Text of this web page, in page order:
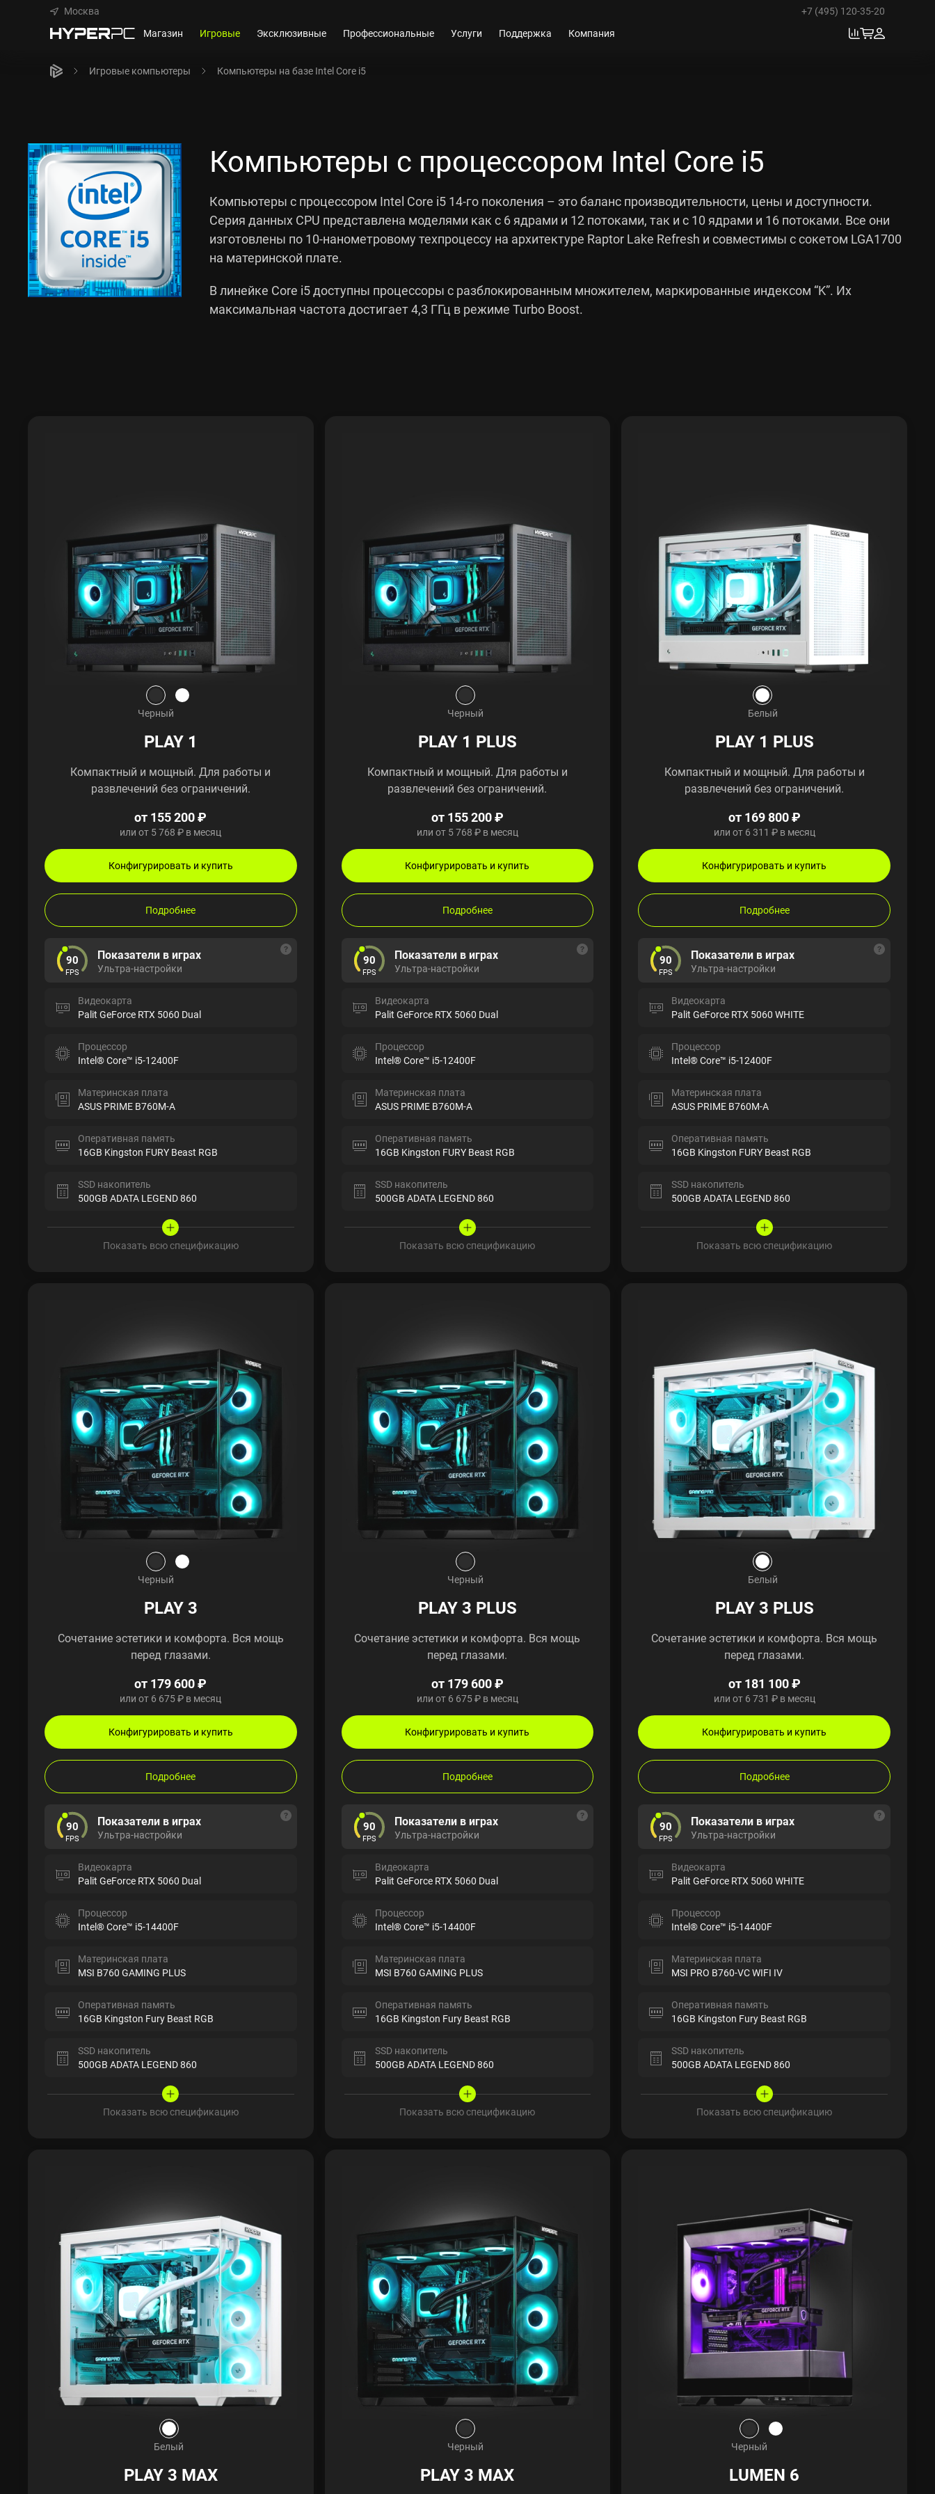
Москва
+7 (495) 120-35-20
Магазин
Игровые Эксклюзивные Профессиональные Услуги Поддержка Компания
Игровые компьютеры Компьютеры на базе Intel Core i5
Компьютеры с процессором Intel Core i5
Компьютеры с процессором Intel Core i5 14-го поколения – это баланс производительности, цены и доступности.
Серия данных CPU представлена моделями как с 6 ядрами и 12 потоками, так и с 10 ядрами и 16 потоками. Все они
изготовлены по 10-нанометровому техпроцессу на архитектуре Raptor Lake Refresh и совместимы с сокетом LGA1700
на материнской плате.
В линейке Core i5 доступны процессоры с разблокированным множителем, маркированные индексом “K”. Их
максимальная частота достигает 4,3 ГГц в режиме Turbo Boost.
Черный
PLAY 1
Компактный и мощный. Для работы и
развлечений без ограничений.
от 155 200 ₽
или от 5 768 ₽ в месяц
Конфигурировать и купить
Подробнее
90
FPS
Показатели в играх
Ультра-настройки
Видеокарта
Palit GeForce RTX 5060 Dual
Процессор
Intel® Core™ i5-12400F
Материнская плата
ASUS PRIME B760M-A
Оперативная память
16GB Kingston FURY Beast RGB
SSD накопитель
500GB ADATA LEGEND 860
Показать всю спецификацию
Черный
PLAY 1 PLUS
Компактный и мощный. Для работы и
развлечений без ограничений.
от 155 200 ₽
или от 5 768 ₽ в месяц
Конфигурировать и купить
Подробнее
90
FPS
Показатели в играх
Ультра-настройки
Видеокарта
Palit GeForce RTX 5060 Dual
Процессор
Intel® Core™ i5-12400F
Материнская плата
ASUS PRIME B760M-A
Оперативная память
16GB Kingston FURY Beast RGB
SSD накопитель
500GB ADATA LEGEND 860
Показать всю спецификацию
Белый
PLAY 1 PLUS
Компактный и мощный. Для работы и
развлечений без ограничений.
от 169 800 ₽
или от 6 311 ₽ в месяц
Конфигурировать и купить
Подробнее
90
FPS
Показатели в играх
Ультра-настройки
Видеокарта
Palit GeForce RTX 5060 WHITE
Процессор
Intel® Core™ i5-12400F
Материнская плата
ASUS PRIME B760M-A
Оперативная память
16GB Kingston FURY Beast RGB
SSD накопитель
500GB ADATA LEGEND 860
Показать всю спецификацию
Черный
PLAY 3
Сочетание эстетики и комфорта. Вся мощь
перед глазами.
от 179 600 ₽
или от 6 675 ₽ в месяц
Конфигурировать и купить
Подробнее
90
FPS
Показатели в играх
Ультра-настройки
Видеокарта
Palit GeForce RTX 5060 Dual
Процессор
Intel® Core™ i5-14400F
Материнская плата
MSI B760 GAMING PLUS
Оперативная память
16GB Kingston Fury Beast RGB
SSD накопитель
500GB ADATA LEGEND 860
Показать всю спецификацию
Черный
PLAY 3 PLUS
Сочетание эстетики и комфорта. Вся мощь
перед глазами.
от 179 600 ₽
или от 6 675 ₽ в месяц
Конфигурировать и купить
Подробнее
90
FPS
Показатели в играх
Ультра-настройки
Видеокарта
Palit GeForce RTX 5060 Dual
Процессор
Intel® Core™ i5-14400F
Материнская плата
MSI B760 GAMING PLUS
Оперативная память
16GB Kingston Fury Beast RGB
SSD накопитель
500GB ADATA LEGEND 860
Показать всю спецификацию
Белый
PLAY 3 PLUS
Сочетание эстетики и комфорта. Вся мощь
перед глазами.
от 181 100 ₽
или от 6 731 ₽ в месяц
Конфигурировать и купить
Подробнее
90
FPS
Показатели в играх
Ультра-настройки
Видеокарта
Palit GeForce RTX 5060 WHITE
Процессор
Intel® Core™ i5-14400F
Материнская плата
MSI PRO B760-VC WIFI IV
Оперативная память
16GB Kingston Fury Beast RGB
SSD накопитель
500GB ADATA LEGEND 860
Показать всю спецификацию
Белый
PLAY 3 MAX
Черный
PLAY 3 MAX
Черный
LUMEN 6